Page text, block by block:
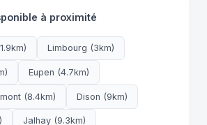
à proximité
Limbourg (3km)
Eupen (4.7km)
(8.4km) Dison (9km)
Jalhay (9.3km)